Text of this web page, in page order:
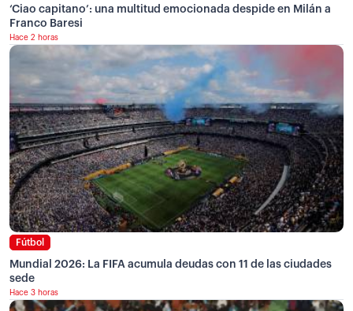
‘Ciao capitano’: una multitud emocionada despide en Milán a
Franco Baresi
Hace 2 horas
Fútbol
Mundial 2026: La FIFA acumula deudas con 11 de las ciudades
sede
Hace 3 horas